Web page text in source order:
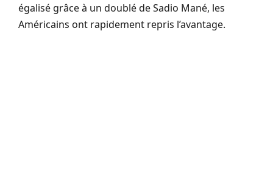
égalisé grâce à un doublé de Sadio Mané, les
Américains ont rapidement repris l’avantage.